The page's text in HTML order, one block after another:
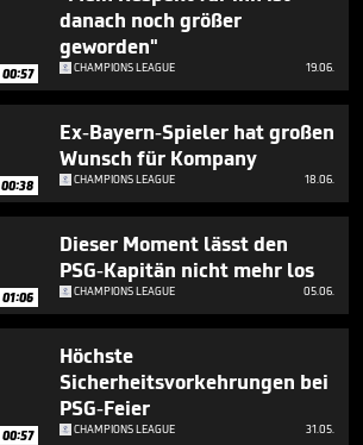
00:57
danach noch größer
geworden"
CHAMPIONS LEAGUE 19.06.
00:38
Ex-Bayern-Spieler hat großen
Wunsch für Kompany
CHAMPIONS LEAGUE 18.06.
01:06
Dieser Moment lässt den
PSG-Kapitän nicht mehr los
CHAMPIONS LEAGUE 05.06.
00:57
Höchste
Sicherheitsvorkehrungen bei
PSG-Feier
CHAMPIONS LEAGUE 31.05.